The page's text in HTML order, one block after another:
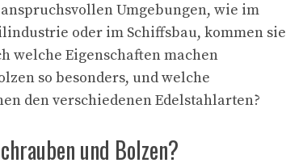
Umgebungen, wie im
oder im Schiffsbau, kommen sie
welche Eigenschaften machen
so besonders, und welche
den verschiedenen Edelstahlarten?
und Bolzen?